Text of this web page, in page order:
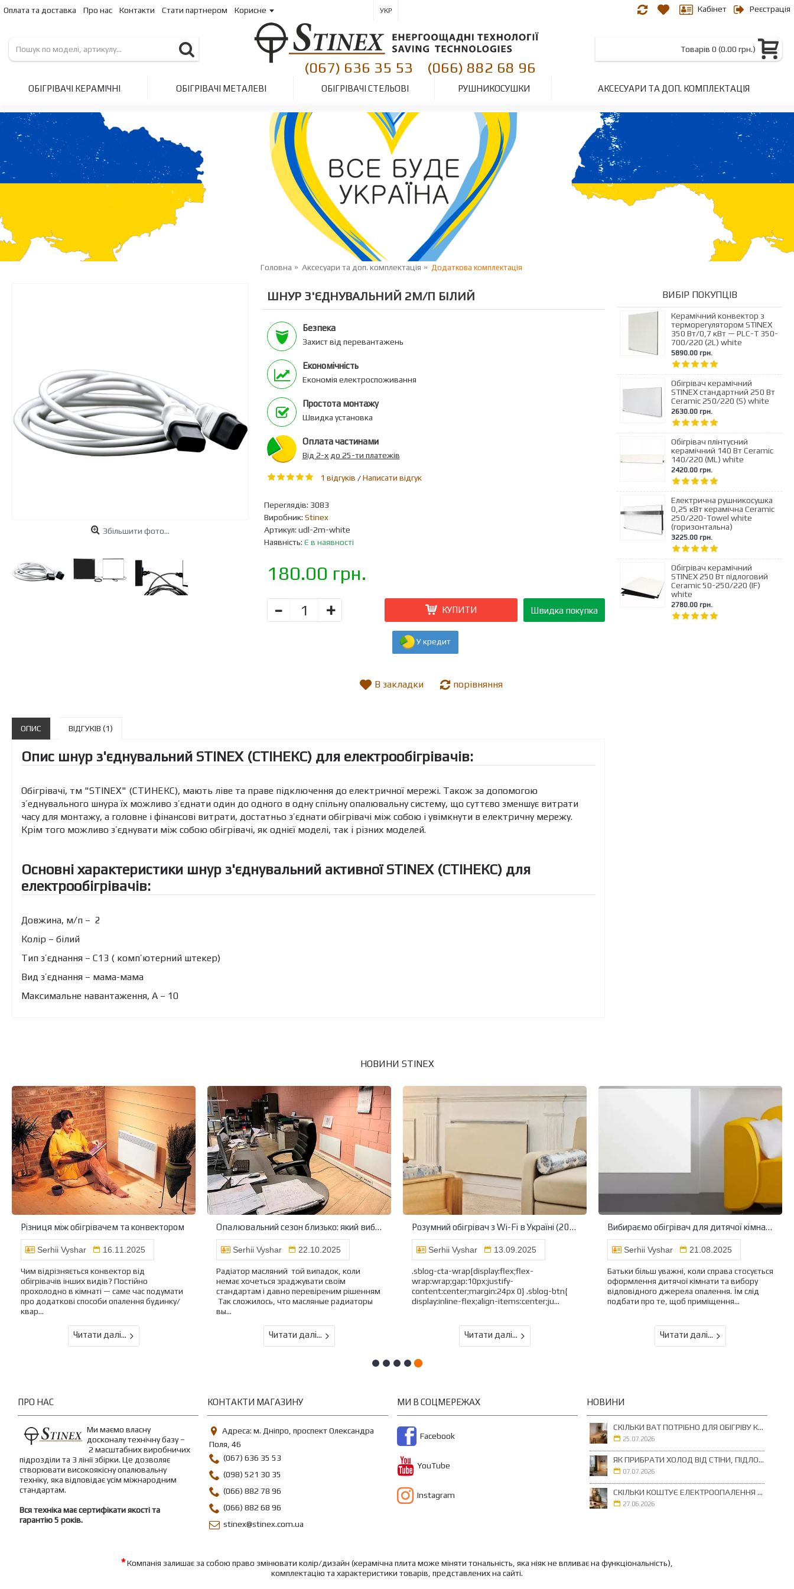
Оплата та доставка Про нас Контакти Стати партнером Корисне УКР Кабінет Реєстрація
(067) 636 35 53
(066) 882 68 96
Товарів 0 (0.00 грн.)
ОБІГРІВАЧІ КЕРАМІЧНІ ОБІГРІВАЧІ МЕТАЛЕВІ ОБІГРІВАЧІ СТЕЛЬОВІ РУШНИКОСУШКИ АКСЕСУАРИ ТА ДОП. КОМПЛЕКТАЦІЯ
Головна Аксесуари та доп. комплектація Додаткова комплектація
ВИБIР ПОКУПЦIВ
Керамічний конвектор з
терморегулятором STINEX
350 Вт/0,7 кВт — PLC-T 350-
700/220 (2L) white
5890.00 грн.
Обігрівач керамічний
STINEX стандартний 250 Вт
Ceramic 250/220 (S) white
2630.00 грн.
Обігрівач плінтусний
керамічний 140 Вт Ceramic
140/220 (ML) white
2420.00 грн.
Електрична рушникосушка
0,25 кВт керамічна Ceramic
250/220-Towel white
(горизонтальна)
3225.00 грн.
Обігрівач керамічний
STINEX 250 Вт підлоговий
Ceramic 50-250/220 (IF)
white
2780.00 грн.
Збiльшити фото...
ШНУР З'ЄДНУВАЛЬНИЙ 2М/П БІЛИЙ
Безпека
Захист від перевантажень
Економічність
Економія електроспоживання
Простота монтажу
Швидка установка
Оплата частинами
Вiд 2-х до 25-ти платежiв
1 відгуків /Написати відгук
Переглядiв: 3083
Виробник: Stinex
Артикул: udl-2m-white
Наявність: Є в наявності
180.00 грн.
Швидка покупка
- + КУПИТИ
У кредит
В закладки порівняння
ОПИС ВІДГУКІВ (1)
Опис шнур з'єднувальний STINEX (СТІНЕКС) для електрообігрівачів:
Обігрівачі, тм "STINEX" (СТИНЕКС), мають ліве та праве підключення до електричної мережі. Також за допомогою
з’еднувального шнура їх можливо з’єднати один до одного в одну спільну опалювальну систему, що суттєво зменшує витрати
часу для монтажу, а головне і фінансові витрати, достатньо з’єднати обігрівачі між собою і увімкнути в електричну мережу.
Крім того можливо з’єднувати між собою обігрівачі, як однієї моделі, так і різних моделей.
Основні характеристики шнур з'єднувальний активної STINEX (СТІНЕКС) для
електрообігрівачів:
Довжина, м/п – 2
Колір – білий
Тип з’єднання – С13 ( комп’ютерний штекер)
Вид з’єднання – мама-мама
Максимальне навантаження, А – 10
НОВИНИ STINEX
Різниця між обігрівачем та конвектором
Serhii Vyshar 16.11.2025
Чим відрізняється конвектор від
обігрівачів інших видів? Постійно
прохолодно в кімнаті — саме час подумати
про додаткові способи опалення будинку/
квар...
Читати далі...
Опалювальний сезон близько: який вибрати обігрівач для будинку або офісу
Serhii Vyshar 22.10.2025
Радіатор масляний той випадок, коли
немає хочеться зраджувати своїм
стандартам і давно перевіреним рішенням
Так сложилось, что масляные радиаторы
вы...
Читати далі...
Розумний обігрівач з Wi-Fi в Україні (2025): чи варто купувати і які альтернативи
Serhii Vyshar 13.09.2025
.sblog-cta-wrap{display:flex;flex-
wrap:wrap;gap:10px;justify-
content:center;margin:24px 0} .sblog-btn{
display:inline-flex;align-items:center;ju...
Читати далі...
Вибираємо обігрівач для дитячої кімнати
Serhii Vyshar 21.08.2025
Батьки більш уважні, коли справа стосується
оформлення дитячої кімнати та вибору
відповідного джерела опалення. Їм слід
подбати про те, щоб приміщення...
Читати далі...
ПРО НАС
Ми маємо власну
досконалу технічну базу –
2 масштабних виробничих
підрозділи та 3 лінії збірки. Це дозволяє
створювати високоякісну опалювальну
техніку, яка відповідає усім міжнародним
стандартам.
Вся техніка має сертифікати якості та
гарантію 5 років.
КОНТАКТИ МАГАЗИНУ
Адреса: м. Дніпро, проспект Олександра
Поля, 46
(067) 636 35 53
(098) 521 30 35
(066) 882 78 96
(066) 882 68 96
stinex@stinex.com.ua
МИ В СОЦМЕРЕЖАХ
Facebook
YouTube
Instagram
НОВИНИ
СКІЛЬКИ ВАТ ПОТРІБНО ДЛЯ ОБІГРІВУ КІМНАТИ 10, 15, 20 І 25 М²
25.07.2026
ЯК ПРИБРАТИ ХОЛОД ВІД СТІНИ, ПІДЛОГИ ТА ВІКНА: ЯКИЙ ОБІГРІВАЧ ВИБРАТИ ДЛЯ КІМНАТИ
07.07.2026
СКІЛЬКИ КОШТУЄ ЕЛЕКТРООПАЛЕННЯ БУДИНКУ ТА КВАРТИРИ У 2026 РОЦІ
27.06.2026
*Компанія залишає за собою право змінювати колір/дизайн (керамічна плита може міняти тональність, яка ніяк не впливає на функціональність),
комплектацію та характеристики товарів, представлених на сайті.